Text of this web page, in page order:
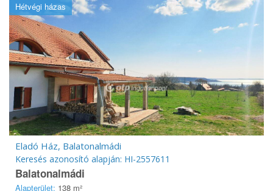
Hétvégi házas
Eladó Ház, Balatonalmádi
Keresés azonosító alapján: HI-2557611
Balatonalmádi
Alapterület: 138 m²